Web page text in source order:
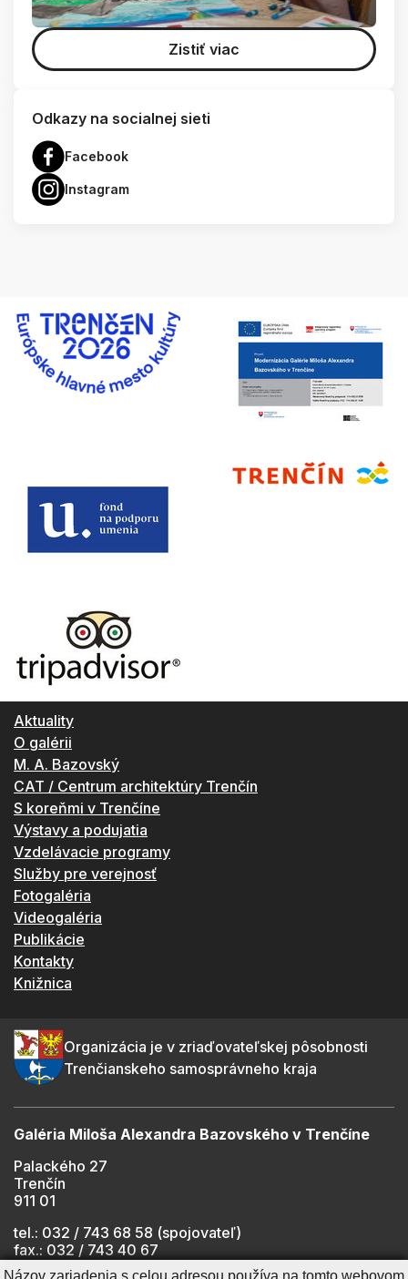
Zistiť viac
Odkazy na socialnej sieti
Facebook
Instagram
Aktuality
O galérii
M. A. Bazovský
CAT / Centrum architektúry Trenčín
S koreňmi v Trenčíne
Výstavy a podujatia
Vzdelávacie programy
Služby pre verejnosť
Fotogaléria
Videogaléria
Publikácie
Kontakty
Knižnica
Organizácia je v zriaďovateľskej pôsobnosti
Trenčianskeho samosprávneho kraja
Galéria Miloša Alexandra Bazovského v Trenčíne
Palackého 27
Trenčín
911 01
tel.: 032 / 743 68 58 (spojovateľ)
fax.: 032 / 743 40 67
e-mail:
info@gmab.sk
Názov zariadenia s celou adresou používa na tomto webovom